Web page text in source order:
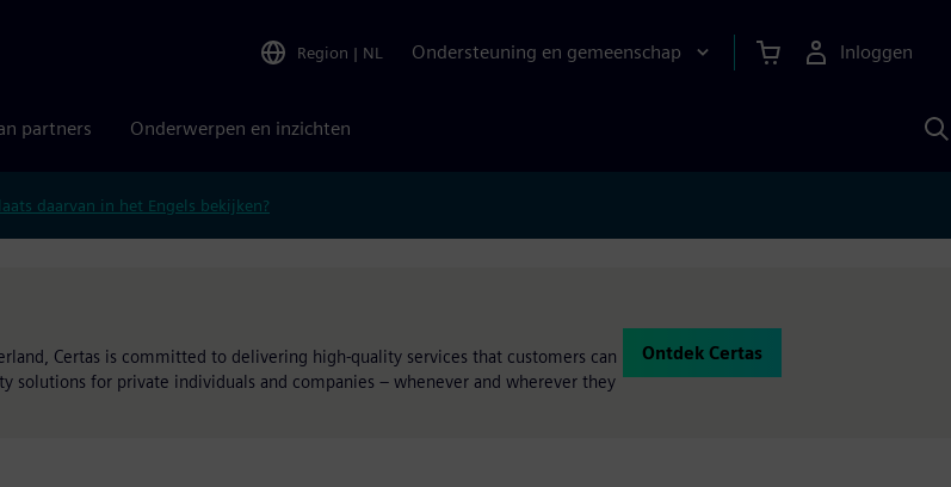
Region | NL Ondersteuning en gemeenschap Inloggen
partners Onderwerpen en inzichten
daarvan in het Engels bekijken?
Certas is committed to delivering high-quality services that customers can
solutions for private individuals and companies – whenever and wherever they
Ontdek Certas